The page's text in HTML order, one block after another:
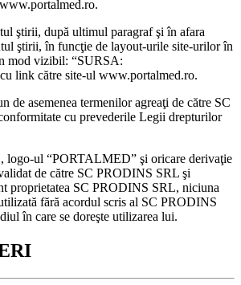
ştirii, după ultimul paragraf şi în afara
ştirii, în funcţie de layout-urile site-urilor în
mod vizibil: “SURSA:
link către site-ul www.portalmed.ro.
de asemenea termenilor agreaţi de către SC
cu prevederile Legii drepturilor
ul “PORTALMED” şi oricare derivaţie
de către SC PRODINS SRL şi
proprietatea SC PRODINS SRL, niciuna
fără acordul scris al SC PRODINS
în care se doreşte utilizarea lui.